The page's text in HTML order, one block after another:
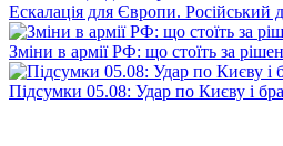
Ескалація для Європи. Російський
Зміни в армії РФ: що стоїть за
Підсумки 05.08: Удар по Києву і